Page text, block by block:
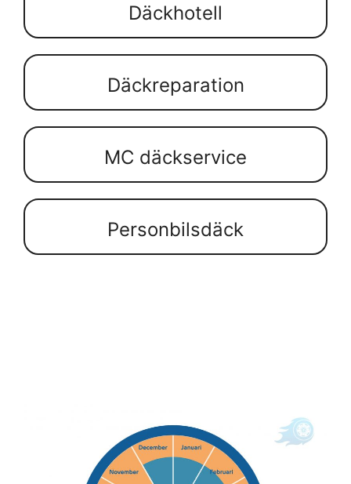
Däckhotell
Däckreparation
MC däckservice
Personbilsdäck